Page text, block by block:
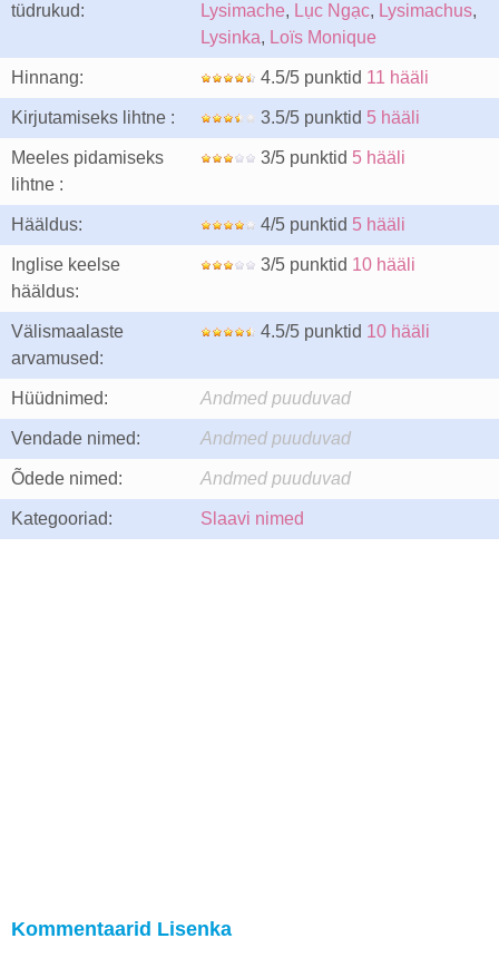
tüdrukud:
Lysimache, Lục Ngạc, Lysimachus,
Lysinka, Loïs Monique
Hinnang: 4.5/5 punktid 11 hääli
Kirjutamiseks lihtne : 3.5/5 punktid 5 hääli
Meeles pidamiseks
lihtne :
3/5 punktid 5 hääli
Hääldus: 4/5 punktid 5 hääli
Inglise keelse
hääldus:
3/5 punktid 10 hääli
Välismaalaste
arvamused:
4.5/5 punktid 10 hääli
Hüüdnimed: Andmed puuduvad
Vendade nimed: Andmed puuduvad
Õdede nimed: Andmed puuduvad
Kategooriad: Slaavi nimed
Kommentaarid Lisenka